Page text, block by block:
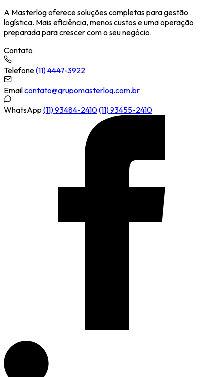
A Masterlog oferece soluções completas para gestão
logística. Mais eficiência, menos custos e uma operação
preparada para crescer com o seu negócio.
Contato
Telefone(11) 4447-3922
Emailcontato@grupomasterlog.com.br
WhatsApp (11) 93484-2410(11) 93455-2410